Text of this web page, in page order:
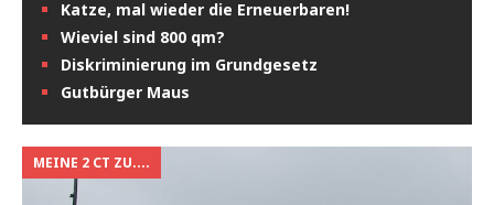
Katze, mal wieder die Erneuerbaren!
Wieviel sind 800 qm?
Diskriminierung im Grundgesetz
Gutbürger Maus
MEINE 2 CT ZU....